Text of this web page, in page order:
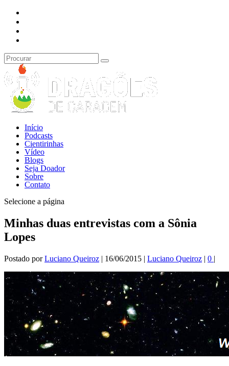
Início
Podcasts
Cientirinhas
Vídeo
Blogs
Seja Doador
Sobre
Contato
Selecione a página
Minhas duas entrevistas com a Sônia
Lopes
Postado porLuciano Queiroz | 16/06/2015 | Luciano Queiroz | 0 |